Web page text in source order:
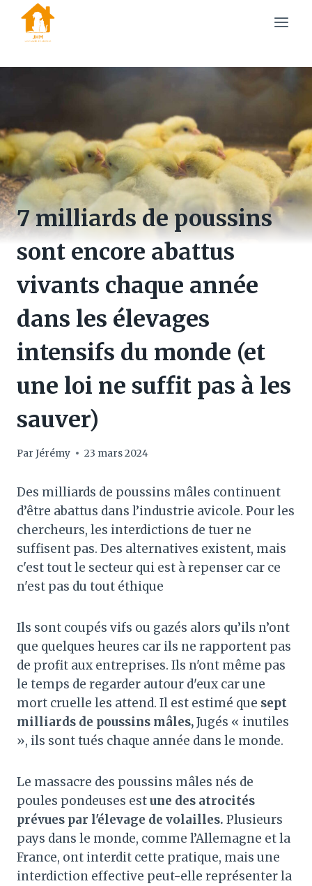
content
7 milliards de poussins
sont encore abattus
vivants chaque année
dans les élevages
intensifs du monde (et
une loi ne suffit pas à les
sauver)
Par Jérémy 23 mars 2024
Des milliards de poussins mâles continuent
d’être abattus dans l’industrie avicole. Pour les
chercheurs, les interdictions de tuer ne
suffisent pas. Des alternatives existent, mais
c'est tout le secteur qui est à repenser car ce
n'est pas du tout éthique
Ils sont coupés vifs ou gazés alors qu’ils n’ont
que quelques heures car ils ne rapportent pas
de profit aux entreprises. Ils n'ont même pas
le temps de regarder autour d'eux car une
mort cruelle les attend. Il est estimé que sept
milliards de poussins mâles,Jugés « inutiles
», ils sont tués chaque année dans le monde.
Le massacre des poussins mâles nés de
poules pondeuses estune des atrocités
prévues par l'élevage de volailles. Plusieurs
pays dans le monde, comme l’Allemagne et la
France, ont interdit cette pratique, mais une
interdiction effective peut-elle représenter la